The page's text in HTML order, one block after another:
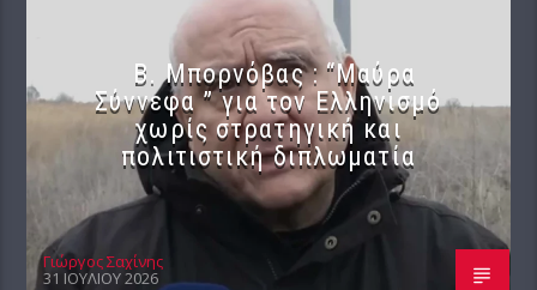
B. Μπορνόβας : “Μαύρα
Σύννεφα ” για τον Ελληνισμό
χωρίς στρατηγική και
πολιτιστική διπλωματία
Γιώργος Σαχίνης
31 ΙΟΥΛΊΟΥ 2026